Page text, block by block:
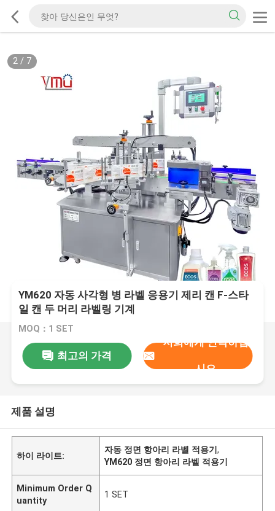
2/ 7
YM620 자동 사각형 병 라벨 응용기 제리 캔 F-스타
일 캔 두 머리 라벨링 기계
MOQ：1 SET
최고의 가격
저희에게 연락하십
시오
제품 설명
하이 라이트:
자동 정면 항아리 라벨 적용기,
YM620 정면 항아리 라벨 적용기
Minimum Order Q
uantity
1 SET